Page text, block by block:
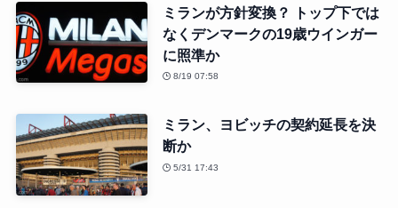
ミランが方針変換？ トップ下では
なくデンマークの19歳ウインガー
に照準か
8/19 07:58
ミラン、ヨビッチの契約延長を決
断か
5/31 17:43